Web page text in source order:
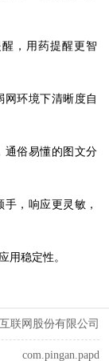
，用药提醒更智
网环境下清晰度自
通俗易懂的图文分
，响应更灵敏，
用稳定性。
联网股份有限公司
com.pingan.papd